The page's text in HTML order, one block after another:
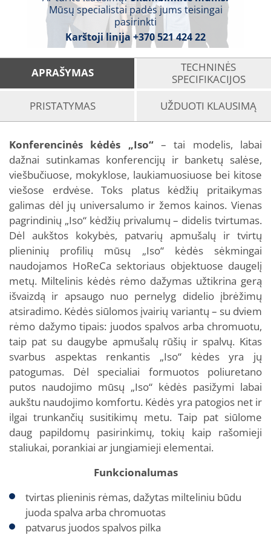
Mūsų specialistai padės jums teisingai
pasirinkti
Karštoji linija +370 521 424 22
APRAŠYMAS
TECHNINĖS
SPECIFIKACIJOS
PRISTATYMAS
UŽDUOTI KLAUSIMĄ
Konferencinės kėdės „Iso“– tai modelis, labai
dažnai sutinkamas konferencijų ir banketų salėse,
viešbučiuose, mokyklose, laukiamuosiuose bei kitose
viešose erdvėse. Toks platus kėdžių pritaikymas
galimas dėl jų universalumo ir žemos kainos. Vienas
pagrindinių „Iso“ kėdžių privalumų – didelis tvirtumas.
Dėl aukštos kokybės, patvarių apmušalų ir tvirtų
plieninių profilių mūsų „Iso“ kėdės sėkmingai
naudojamos HoReCa sektoriaus objektuose daugelį
metų. Miltelinis kėdės rėmo dažymas užtikrina gerą
išvaizdą ir apsaugo nuo pernelyg didelio įbrėžimų
atsiradimo. Kėdės siūlomos įvairių variantų – su dviem
rėmo dažymo tipais: juodos spalvos arba chromuotu,
taip pat su daugybe apmušalų rūšių ir spalvų. Kitas
svarbus aspektas renkantis „Iso“ kėdes yra jų
patogumas. Dėl specialiai formuotos poliuretano
putos naudojimo mūsų „Iso“ kėdės pasižymi labai
aukštu naudojimo komfortu. Kėdės yra patogios net ir
ilgai trunkančių susitikimų metu. Taip pat siūlome
daug papildomų pasirinkimų, tokių kaip rašomieji
staliukai, porankiai ar jungiamieji elementai.
Funkcionalumas
tvirtas plieninis rėmas, dažytas milteliniu būdu
juoda spalva arba chromuotas
patvarus juodos spalvos pilka